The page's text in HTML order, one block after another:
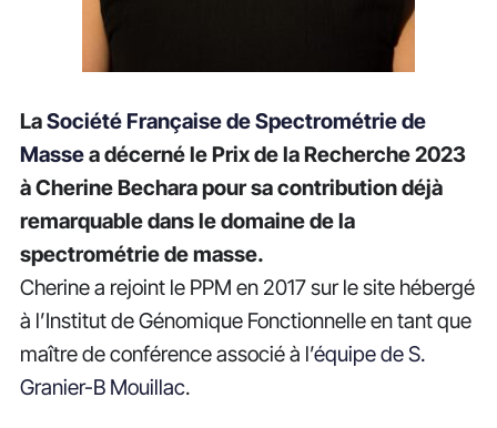
LaSociété Française de Spectrométrie de
Massea décerné le Prix de la Recherche 2023
à Cherine Bechara pour sa contribution déjà
remarquable dans le domaine de la
spectrométrie de masse.
Cherine a rejoint le PPM en 2017 sur le site hébergé
à l’Institut de Génomique Fonctionnelle en tant que
maître de conférence associé à l’équipe de S.
Granier-B Mouillac.